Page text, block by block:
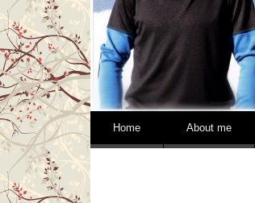
Springe zum Inhalt
Home About me